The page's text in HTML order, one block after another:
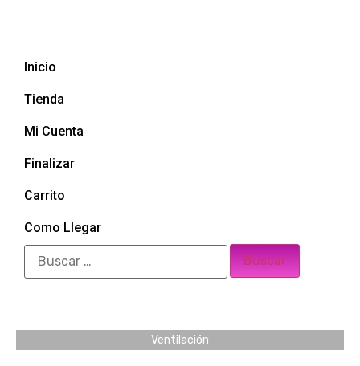
Inicio
Tienda
Mi Cuenta
Finalizar
Carrito
Como Llegar
Ventilación